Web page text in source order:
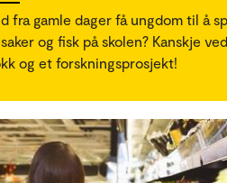
fra gamle dager få ungdom til å
og fisk på skolen? Kanskje ved
og et forskningsprosjekt!